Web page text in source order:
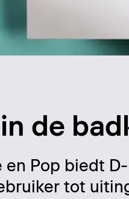
de
en Pop biedt
tot